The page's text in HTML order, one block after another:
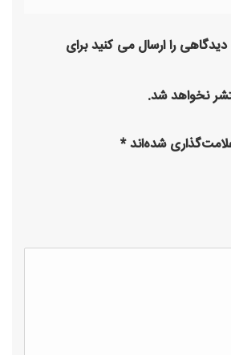
را ارسال می کنید برای
نخواهد شد.
شده‌اند*